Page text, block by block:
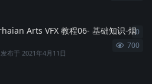
Arts VFX 教程06- 基础知识-烟
发布于 2021年4月11日
700
0